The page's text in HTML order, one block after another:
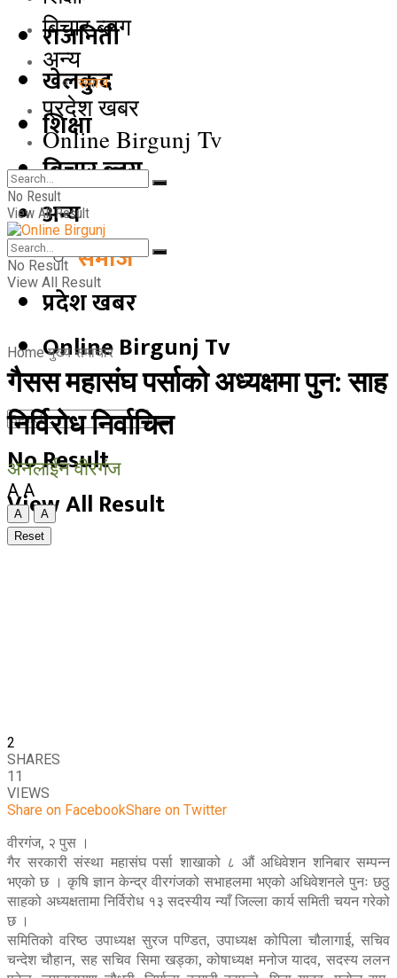
राजनिती
खेलकुद
शिक्षा
बिचार ब्लग
अन्य
समाज
प्रदेश खबर
Online Birgunj Tv
No Result
View All Result
बिचार ब्लग
अन्य
समाज
प्रदेश खबर
Online Birgunj Tv
No Result
View All Result
No Result
View All Result
Home मुख्य समाचार
गैसस महासंघ पर्साको अध्यक्षमा पुन: साह
निर्विरोध निर्वाचित
अनलाईन वीरगंज
A A
A
A
Reset
2
SHARES
11
VIEWS
Share on FacebookShare on Twitter
वीरगंज, २ पुस ।
गैर सरकारी संस्था महासंघ पर्सा शाखाको ८ औं अधिवेशन शनिबार सम्पन्न
भएको छ । कृषि ज्ञान केन्द्र वीरगंजको सभाहलमा भएको अधिवेशनले पुनः छठु
साहको अध्यक्षतामा निर्विरोध १३ सदस्यीय न्याँ जिल्ला कार्य समिती चयन गरेको
छ ।
समितिको वरिष्ठ उपाध्यक्ष सुरज पण्डित, उपाध्यक्ष कोपिला चौलागाई, सचिव
चन्देश चौहान, सह सचिव सिमा खड्का, कोषाध्यक्ष मनोज यादव, सदस्य ललन